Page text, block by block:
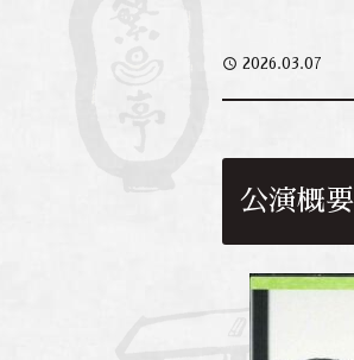
access_time 2026.03.07
公演概要